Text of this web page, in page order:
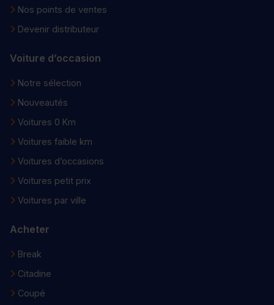
Nos points de ventes
Devenir distributeur
Voiture d’occasion
Notre sélection
Nouveautés
Voitures 0 Km
Voitures faible km
Voitures d’occasions
Voitures petit prix
Voitures par ville
Acheter
Break
Citadine
Coupé